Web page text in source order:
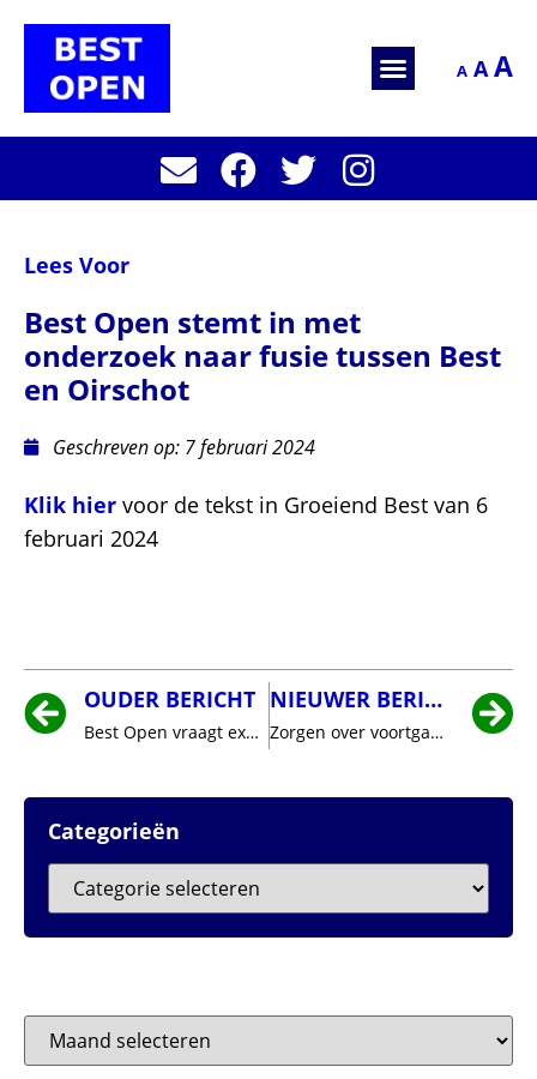
A A A
Lees Voor
Best Open stemt in met
onderzoek naar fusie tussen Best
en Oirschot
Geschreven op: 7 februari 2024
Klik hier voor de tekst in Groeiend Best van 6
februari 2024
OUDER BERICHT
Best Open vraagt expliciet het onderzoek naar de sterkte van Best, zoals door Oirschot is gedaan, door een ander bureau te laten uitvoeren.
NIEUWER BERICHT
Zorgen over voortgang gebiedsontwikkeling De Vleut
Categorieën